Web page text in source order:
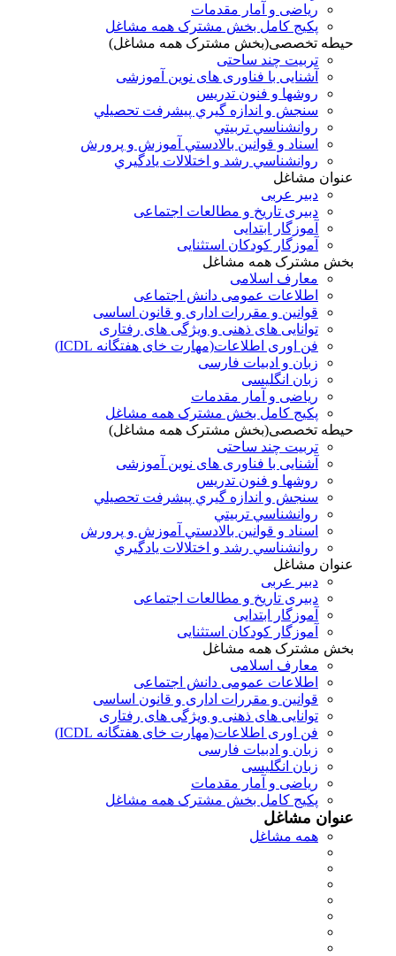
ریاضی و آمار مقدمات
پکیج کامل بخش مشترک همه مشاغل
حیطه تخصصی(بخش مشترک همه مشاغل)
تربیت چند ساحتی
آشنایی با فناوری های نوین آموزشی
روشها و فنون تدريس
سنجش و اندازه گيري پيشرفت تحصيلي
روانشناسي تربيتي
اسناد و قوانين بالادستي آموزش و پرورش
روانشناسي رشد و اختلالات يادگيري
عنوان مشاغل
دبير عربی
دبیری تاریخ و مطالعات اجتماعی
آموزگار ابتدایی
آموزگار کودکان استثنایی
بخش مشترک همه مشاغل
معارف اسلامی
اطلاعات عمومی دانش اجتماعی
قوانین و مقررات اداری و قانون اساسی
توانایی های ذهنی و ویژگی های رفتاری
فن اوری اطلاعات(مهارت خای هفتگانه ICDL)
زبان و ادبیات فارسی
زبان انگلیسی
ریاضی و آمار مقدمات
پکیج کامل بخش مشترک همه مشاغل
حیطه تخصصی(بخش مشترک همه مشاغل)
تربیت چند ساحتی
آشنایی با فناوری های نوین آموزشی
روشها و فنون تدريس
سنجش و اندازه گيري پيشرفت تحصيلي
روانشناسي تربيتي
اسناد و قوانين بالادستي آموزش و پرورش
روانشناسي رشد و اختلالات يادگيري
عنوان مشاغل
دبير عربی
دبیری تاریخ و مطالعات اجتماعی
آموزگار ابتدایی
آموزگار کودکان استثنایی
بخش مشترک همه مشاغل
معارف اسلامی
اطلاعات عمومی دانش اجتماعی
قوانین و مقررات اداری و قانون اساسی
توانایی های ذهنی و ویژگی های رفتاری
فن اوری اطلاعات(مهارت خای هفتگانه ICDL)
زبان و ادبیات فارسی
زبان انگلیسی
ریاضی و آمار مقدمات
پکیج کامل بخش مشترک همه مشاغل
عنوان مشاغل
همه مشاغل